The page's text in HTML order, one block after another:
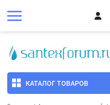
КАТАЛОГ ТОВАРОВ